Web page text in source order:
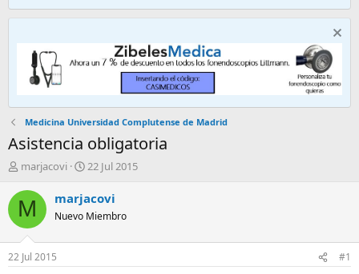
Medicina Universidad Complutense de Madrid
Asistencia obligatoria
A
t
o
marjacovi
F
c
a
i
22 Jul 2015
M marjacovi
Nuevo Miembro
22 Jul 2015 #1